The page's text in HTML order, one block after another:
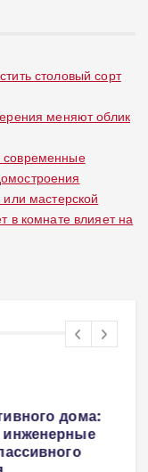
столовый сорт
меняют облик
современные
мастерской
в комнате влияет на
дома: